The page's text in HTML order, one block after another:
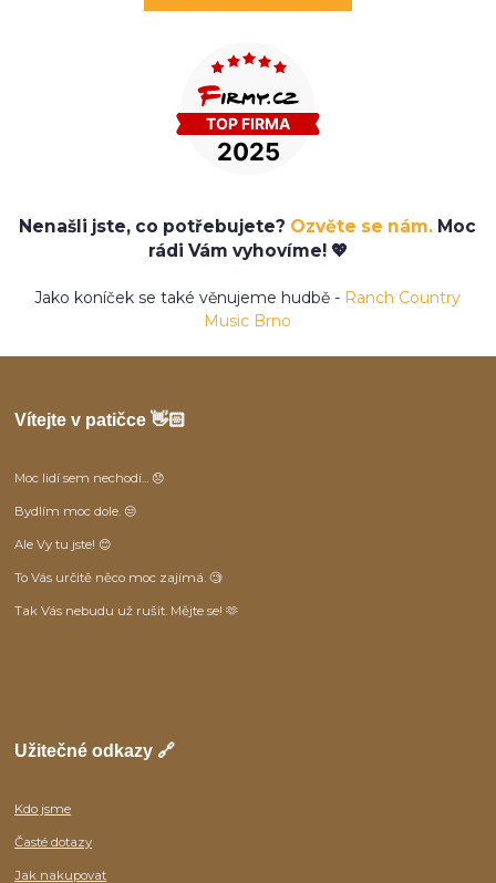
Nenašli jste, co potřebujete? Ozvěte se nám. Moc
rádi Vám vyhovíme! 💖
Jako koníček se také věnujeme hudbě - Ranch Country
Music Brno
Vítejte v patičce 👋🏻
Moc lidí sem nechodí... 😞
Bydlím moc dole. 😒
Ale Vy tu jste! 😊
To Vás určitě něco moc zajímá. 🧐
Tak Vás nebudu už rušit. Mějte se! 🫶
Užitečné odkazy 🔗
Kdo jsme
Časté dotazy
Jak nakupovat